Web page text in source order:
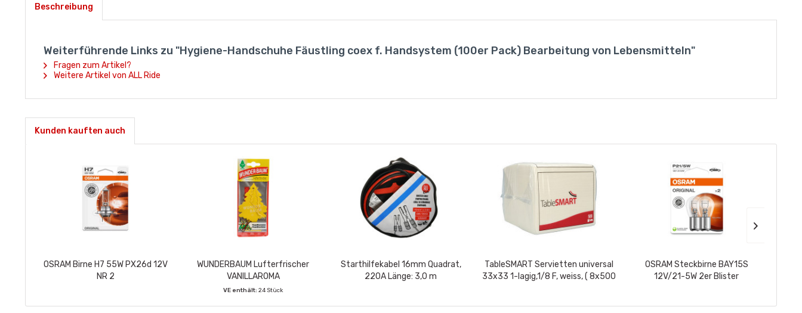
Beschreibung
Weiterführende Links zu "Hygiene-Handschuhe Fäustling coex f. Handsystem (100er Pack) Bearbeitung von Lebensmitteln"
Fragen zum Artikel?
Weitere Artikel von ALL Ride
Kunden kauften auch
OSRAM Birne H7 55W PX26d 12V
NR 2
WUNDERBAUM Lufterfrischer
VANILLAROMA
VE enthält:24 Stück
Starthilfekabel 16mm Quadrat,
220A Länge: 3,0 m
TableSMART Servietten universal
33x33 1-lagig,1/8 F, weiss, ( 8x500
OSRAM Steckbirne BAY15S
12V/21-5W 2er Blister